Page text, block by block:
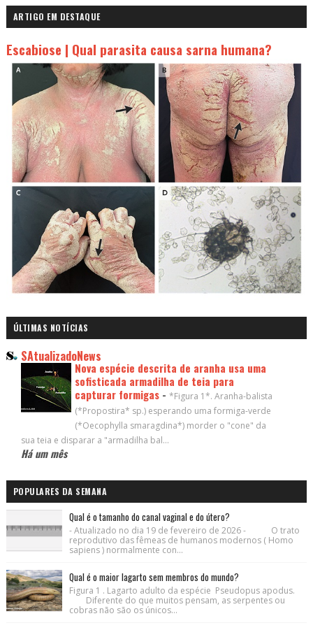
ARTIGO EM DESTAQUE
Escabiose | Qual parasita causa sarna humana?
ÚLTIMAS NOTÍCIAS
SAtualizadoNews
Nova espécie descrita de aranha usa uma
sofisticada armadilha de teia para
capturar formigas - *Figura 1*. Aranha-balista
(*Propostira* sp.) esperando uma formiga-verde
(*Oecophylla smaragdina*) morder o "cone" da
sua teia e disparar a "armadilha bal...
Há um mês
POPULARES DA SEMANA
Qual é o tamanho do canal vaginal e do útero?
- Atualizado no dia 19 de fevereiro de 2026 - O trato
reprodutivo das fêmeas de humanos modernos ( Homo
sapiens ) normalmente con...
Qual é o maior lagarto sem membros do mundo?
Figura 1 . Lagarto adulto da espécie Pseudopus apodus.
Diferente do que muitos pensam, as serpentes ou
cobras não são os únicos...